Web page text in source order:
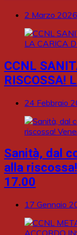
2 Marzo 2026
CCNL
RISCOSSA!
24 Febbraio
Sanità, dal
alla
17.00
17 Gennaio